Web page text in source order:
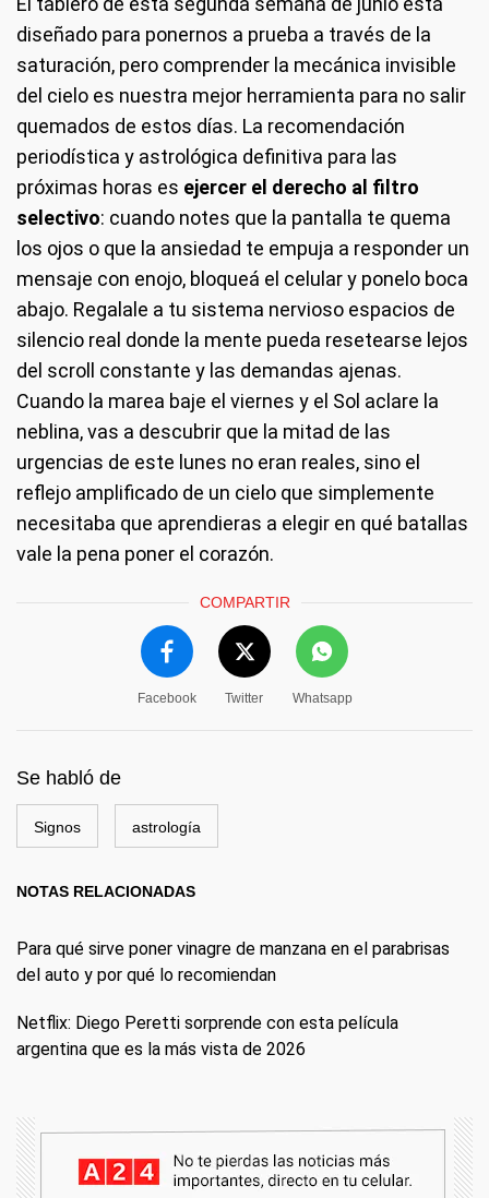
diseñado para ponernos a prueba a través de la
saturación, pero comprender la mecánica invisible
del cielo es nuestra mejor herramienta para no salir
quemados de estos días. La recomendación
periodística y astrológica definitiva para las
próximas horas es ejercer el derecho al filtro
selectivo: cuando notes que la pantalla te quema
los ojos o que la ansiedad te empuja a responder un
mensaje con enojo, bloqueá el celular y ponelo boca
abajo. Regalale a tu sistema nervioso espacios de
silencio real donde la mente pueda resetearse lejos
del scroll constante y las demandas ajenas.
Cuando la marea baje el viernes y el Sol aclare la
neblina, vas a descubrir que la mitad de las
urgencias de este lunes no eran reales, sino el
reflejo amplificado de un cielo que simplemente
necesitaba que aprendieras a elegir en qué batallas
vale la pena poner el corazón.
COMPARTIR
Facebook Twitter Whatsapp
Se habló de
Signos astrología
NOTAS RELACIONADAS
Para qué sirve poner vinagre de manzana en el parabrisas
del auto y por qué lo recomiendan
Netflix: Diego Peretti sorprende con esta película
argentina que es la más vista de 2026